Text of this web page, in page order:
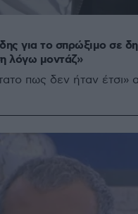
για το σπρώξιμο σε
λόγω μοντάζ»
πως δεν ήταν έτσι»